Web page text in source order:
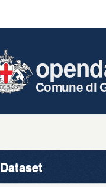
Comune di
Dataset